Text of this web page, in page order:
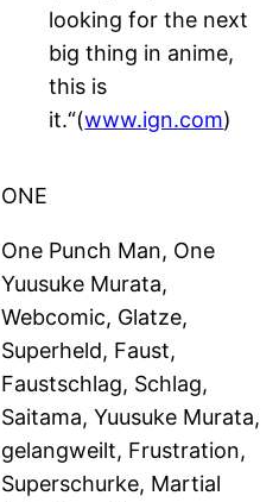
looking for the next
big thing in anime,
this is
it.“(www.ign.com)
ONE
One Punch Man, One
Yuusuke Murata,
Webcomic, Glatze,
Superheld, Faust,
Faustschlag, Schlag,
Saitama, Yuusuke Murata,
gelangweilt, Frustration,
Superschurke, Martial